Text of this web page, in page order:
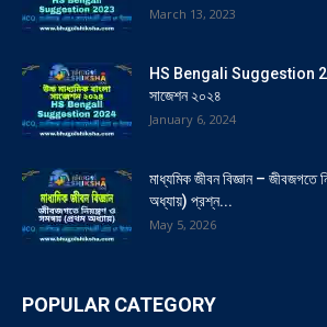
March 13, 2023
HS Bengali Suggestion
সাজেশন ২০২৪
January 6, 2024
মাধ্যমিক জীবন বিজ্ঞান – জীবজগতে
অধ্যায়) প্রশ্ন...
May 5, 2026
POPULAR CATEGORY